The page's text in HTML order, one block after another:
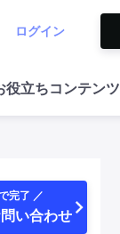
ログイン
役立ちコンテンツ
完了 ／
い合わせ